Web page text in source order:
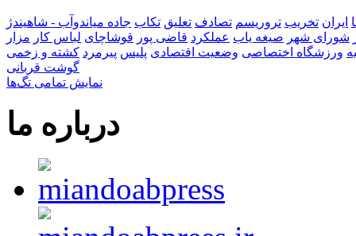
ایران تخریب تروریسم تصادف تعلیق تکاب جاده میاندوآب - شاهیندژ
شورای شهر صیغه یاب عملکرد قاضی پور قوشاچای لباس کار مزار
ورزشگاه اختصاصی وضعیت اقتصادی پلیس پیرمرد کشته و زخمی
گوشت قربانی
نمایش تمامی تگ‌ها
درباره ما